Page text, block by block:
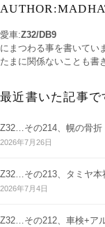
愛車:Z32/DB9
にまつわる事を書いてい
たまに関係ないことも書
最近書いた記事で
Z32…その214、幌の骨折
2026年7月26日
Z32…その213、タミヤ本
2026年7月4日
Z32…その212、車検+ア